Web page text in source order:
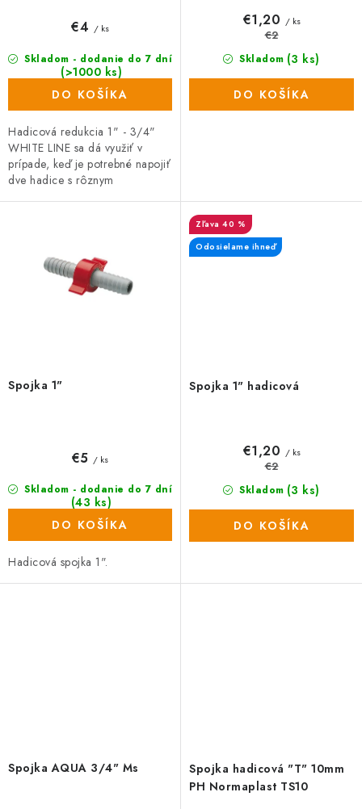
Skladom - dodanie do 7 dní
(>1000 ks)
€4 / ks
DO KOŠÍKA
Hadicová redukcia 1" - 3/4"
WHITE LINE sa dá využiť v
prípade, keď je potrebné napojiť
dve hadice s rôznym
Skladom (3 ks)
€1,20 / ks
€2
DO KOŠÍKA
Spojka 1"
Skladom - dodanie do 7 dní
(43 ks)
€5 / ks
DO KOŠÍKA
Hadicová spojka 1".
Spojka 1" hadicová
40 %
Odosielame ihneď
Skladom (3 ks)
€1,20 / ks
€2
DO KOŠÍKA
Spojka AQUA 3/4" Ms
Spojka hadicová "T" 10mm
PH Normaplast TS10